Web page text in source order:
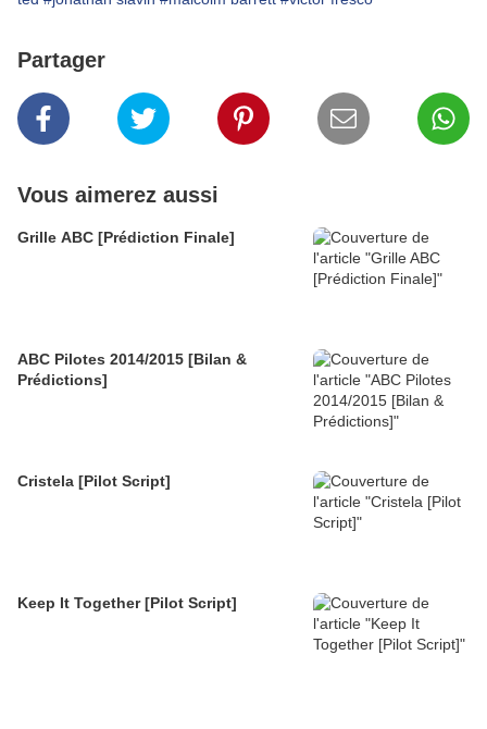
Partager
Vous aimerez aussi
Grille ABC [Prédiction Finale]
ABC Pilotes 2014/2015 [Bilan &
Prédictions]
Cristela [Pilot Script]
Keep It Together [Pilot Script]